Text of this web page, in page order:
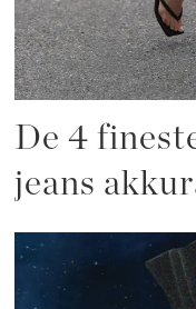
De 4
jeans